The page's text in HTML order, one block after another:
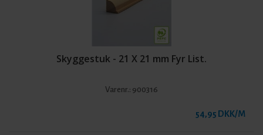
Skyggestuk - 21 X 21 mm Fyr List.
Varenr.: 900316
54,95 DKK/M